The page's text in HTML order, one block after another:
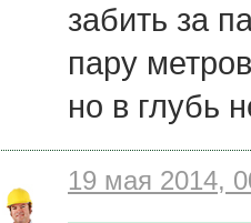
забить за
пару
но в глубь
19 мая 2014,